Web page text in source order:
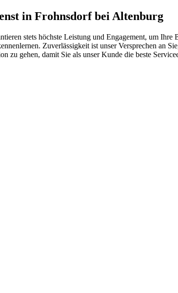
in Frohnsdorf bei Altenburg
stets höchste Leistung und Engagement, um
Zuverlässigkeit ist unser Versprechen an
gehen, damit Sie als unser Kunde die beste